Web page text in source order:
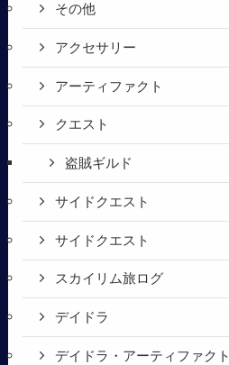
その他
アクセサリー
アーティファクト
クエスト
盗賊ギルド
サイドクエスト
サイドクエスト
スカイリム旅ログ
デイドラ
デイドラ・アーティファクト